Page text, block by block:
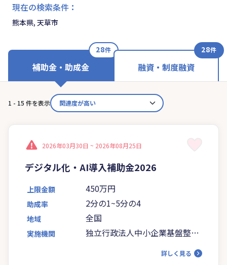
なお、融資情報、ならびに「学ぶ」「作る」「相
談する」の各機能は通常通りご利用いただけま
現在の検索条件 ：
熊本県, 天草市
補助金・助成金
28件
融資・制度融資
28件
1 - 15 件を表示
2026年03月30日 ~ 2026年08月25日
デジタル化・AI導入補助金2026
上限金額 450万円
助成率 2分の1~5分の4
地域 全国
実施機関
独立行政法人中小企業基盤整備
詳しく見る